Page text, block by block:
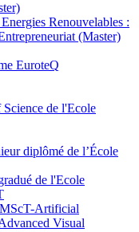
Renouvelables :
(Master)
EuroteQ
de l'Ecole
diplômé de l’École
de l'Ecole
Artificial
Visual